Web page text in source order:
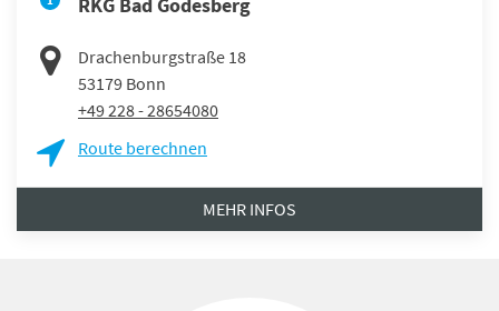
Drachenburgstraße 18
53179 Bonn
+49 228 - 28654080
Route berechnen
MEHR INFOS